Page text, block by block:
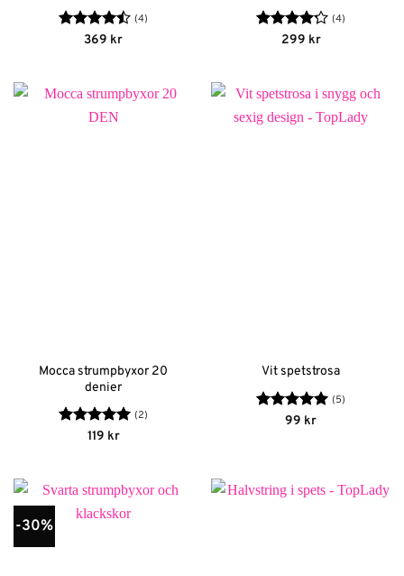
Betygsatt
(4)
369 kr
Betygsatt
(4)
299 kr
Mocca strumpbyxor 20
denier
Betygsatt5
(2)
119 kr
Vit spetstrosa
Betygsatt5
(5)
99 kr
-30%